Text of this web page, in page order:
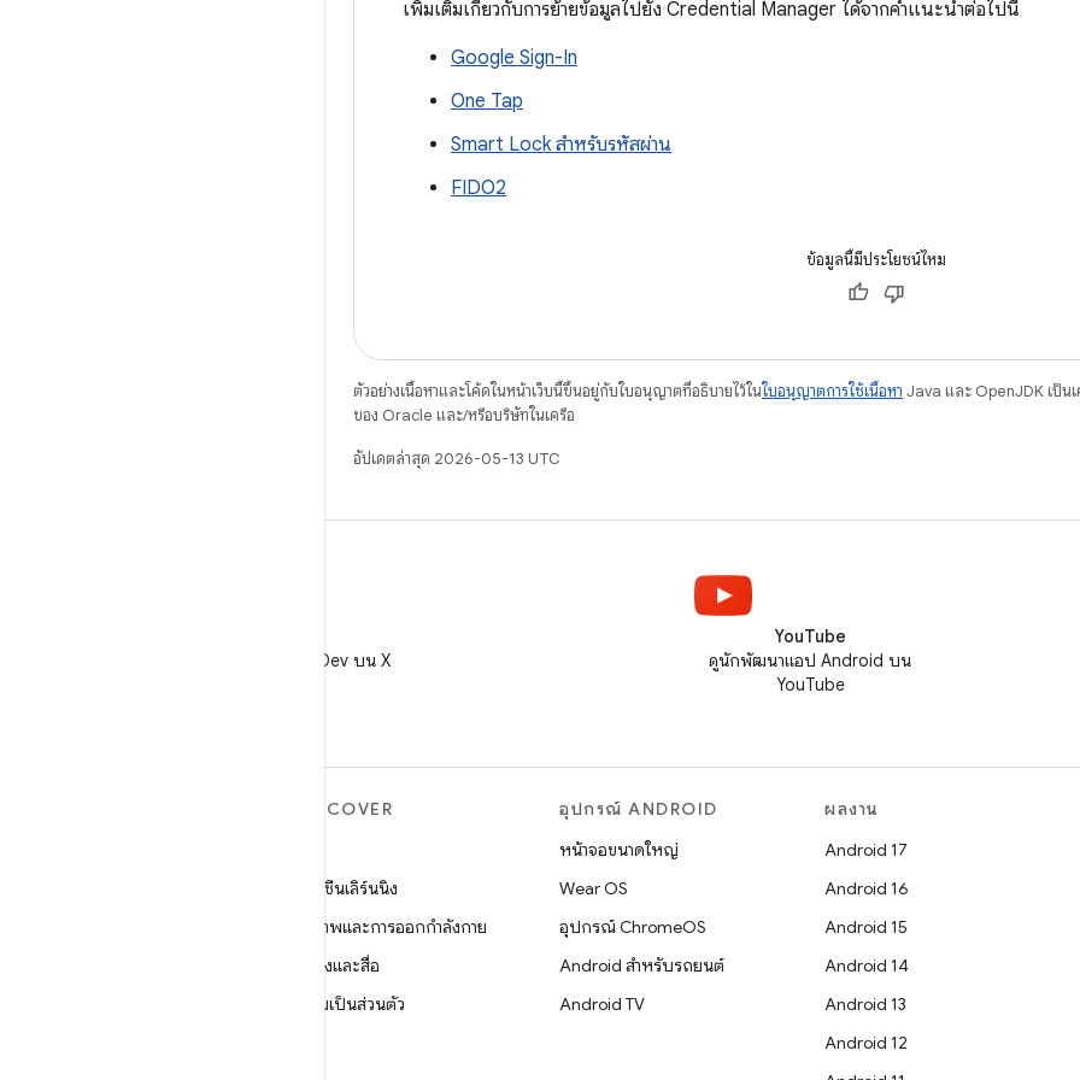
เพิ่มเติมเกี่ยวกับการย้ายข้อมูลไปยัง Credential Manager ได้จากคำแนะนำต่อไปนี้
Google Sign-In
One Tap
Smart Lock สำหรับรหัสผ่าน
FIDO2
ข้อมูลนี้มีประโยชน์ไหม
ตัวอย่างเนื้อหาและโค้ดในหน้าเว็บนี้ขึ้นอยู่กับใบอนุญาตที่อธิบายไว้ในใบอนุญาตการใช้เนื้อหา Java และ OpenJDK เป็นเ
ของ Oracle และ/หรือบริษัทในเครือ
อัปเดตล่าสุด 2026-05-13 UTC
ติดตาม @AndroidDev บน X
YouTube
ดูนักพัฒนาแอป Android บน
YouTube
DISCOVER
แมชชีนเลิร์นนิง
สุขภาพและการออกกำลังกาย
กล้องและสื่อ
ความเป็นส่วนตัว
อุปกรณ์ ANDROID
หน้าจอขนาดใหญ่
Wear OS
อุปกรณ์ ChromeOS
Android สำหรับรถยนต์
Android TV
ผลงาน
Android 17
Android 16
Android 15
Android 14
Android 13
Android 12